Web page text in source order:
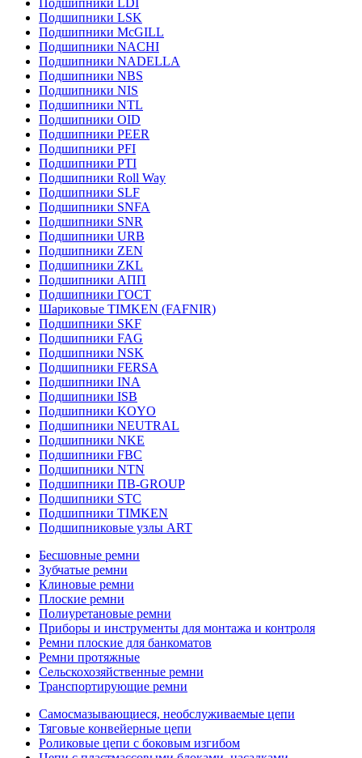
Подшипники LDI
Подшипники LSK
Подшипники McGILL
Подшипники NACHI
Подшипники NADELLA
Подшипники NBS
Подшипники NIS
Подшипники NTL
Подшипники OID
Подшипники PEER
Подшипники PFI
Подшипники PTI
Подшипники Roll Way
Подшипники SLF
Подшипники SNFA
Подшипники SNR
Подшипники URB
Подшипники ZEN
Подшипники ZKL
Подшипники АПП
Подшипники ГОСТ
Шариковые ТІMKEN (FAFNIR)
Подшипники SKF
Подшипники FAG
Подшипники NSK
Подшипники FERSA
Подшипники INA
Подшипники ISB
Подшипники KOYO
Подшипники NEUTRAL
Подшипники NKE
Подшипники FBC
Подшипники NTN
Подшипники ПВ-GROUP
Подшипники STC
Подшипники TIMKEN
Подшипниковые узлы ART
Бесшовные ремни
Зубчатые ремни
Клиновые ремни
Плоские ремни
Полиуретановые ремни
Приборы и инструменты для монтажа и контроля
Ремни плоские для банкоматов
Ремни протяжные
Сельскохозяйственные ремни
Транспортирующие ремни
Самосмазывающиеся, необслуживаемые цепи
Тяговые конвейерные цепи
Роликовые цепи с боковым изгибом